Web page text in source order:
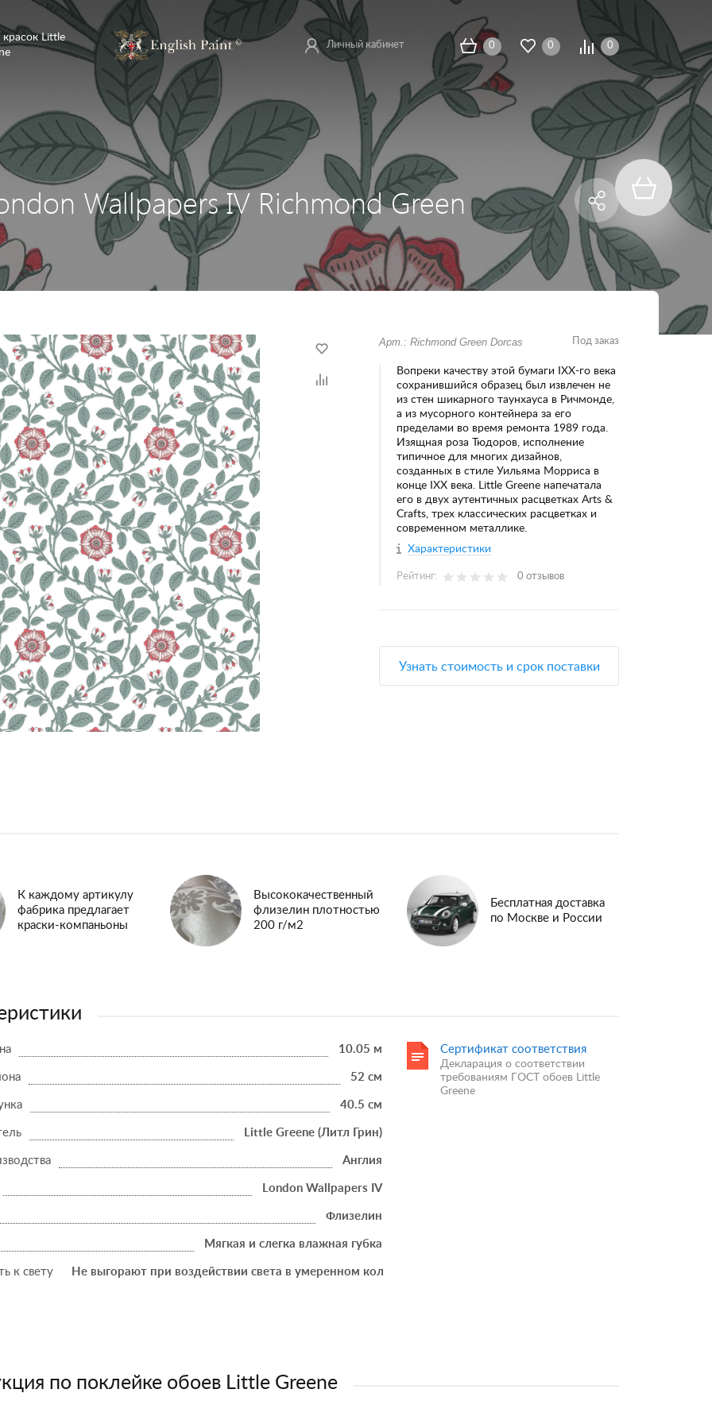
красок Little
Личный кабинет 0 0 0
Wallpapers IV Richmond Green
Арт.: Richmond Green Dorcas Под заказ
Вопреки качеству этой бумаги IXX-го века
сохранившийся образец был извлечен не
из стен шикарного таунхауса в Ричмонде,
а из мусорного контейнера за его
пределами во время ремонта 1989 года.
Изящная роза Тюдоров, исполнение
типичное для многих дизайнов,
созданных в стиле Уильяма Морриса в
конце IXX века. Little Greene напечатала
его в двух аутентичных расцветках Arts &
Crafts, трех классических расцветках и
современном металлике.
Характеристики
Рейтинг: 0 отзывов
Узнать стоимость и срок поставки
К каждому артикулу
фабрика предлагает
краски-компаньоны
Высококачественный
флизелин плотностью
200 г/м2
Бесплатная доставка
по Москве и России
10.05 м
52 см
40.5 см
Little Greene (Литл Грин)
Англия
London Wallpapers IV
Флизелин
Мягкая и слегка влажная губка
к свету Не выгорают при воздействии света в умеренном количестве
Сертификат соответствия
Декларация о соответствии
требованиям ГОСТ обоев Little
Greene
по поклейке обоев Little Greene